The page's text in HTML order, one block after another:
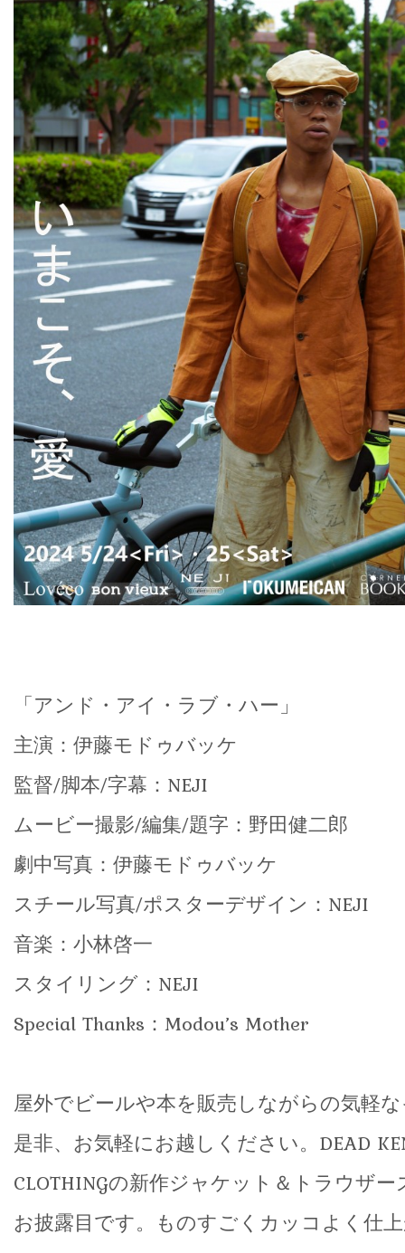
「アンド・アイ・ラブ・ハー」
主演：伊藤モドゥバッケ
監督/脚本/字幕：NEJI
ムービー撮影/編集/題字：野田健二郎
劇中写真：伊藤モドゥバッケ
スチール写真/ポスターデザイン：NEJI
音楽：小林啓一
スタイリング：NEJI
Special Thanks：Modou’s Mother
屋外でビールや本を販売しながらの気軽
是非、お気軽にお越しください。DEAD
CLOTHINGの新作ジャケット＆トラウザ
お披露目です。ものすごくカッコよく仕